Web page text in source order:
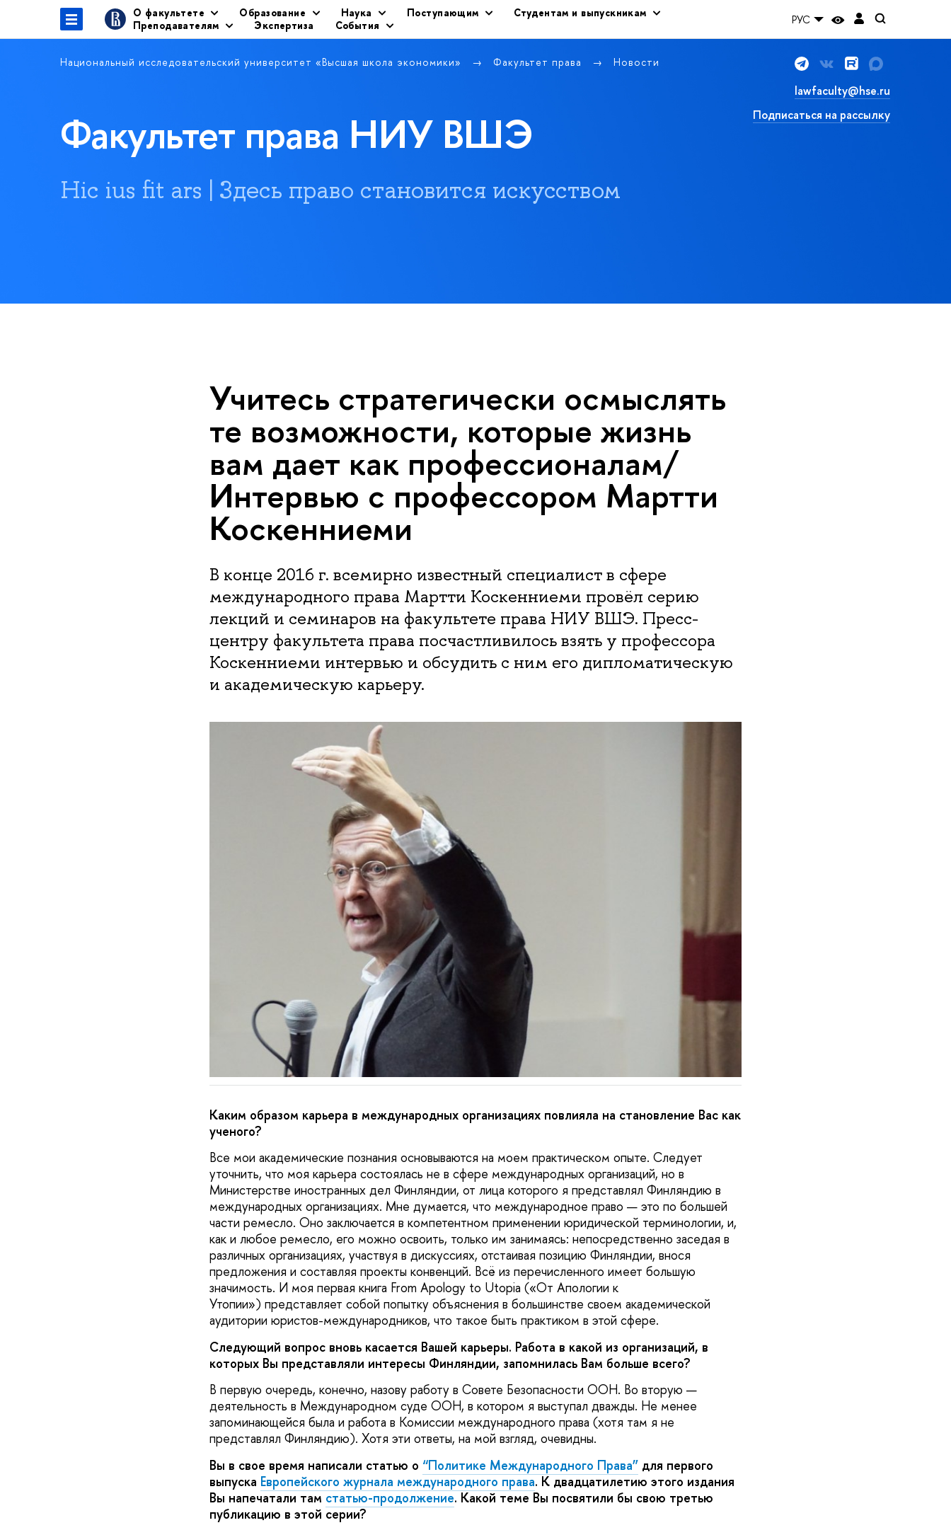
О факультете Образование Наука Поступающим
Студентам и выпускникам
Преподавателям
Экспертиза События РУС
Национальный исследовательский университет «Высшая школа экономики» Факультет права Новости
Факультет права НИУ ВШЭ
Hic ius fit ars | Здесь право становится искусством
lawfaculty@hse.ru
Подписаться на рассылку
Учитесь стратегически осмыслять
те возможности, которые жизнь
вам дает как профессионалам/
Интервью с профессором Мартти
Коскенниеми
В конце 2016 г. всемирно известный специалист в сфере
международного права Мартти Коскенниеми провёл серию
лекций и семинаров на факультете права НИУ ВШЭ. Пресс-
центру факультета права посчастливилось взять у профессора
Коскенниеми интервью и обсудить с ним его дипломатическую
и академическую карьеру.
Каким образом карьера в международных организациях повлияла на становление Вас как
ученого?
Все мои академические познания основываются на моем практическом опыте. Следует
уточнить, что моя карьера состоялась не в сфере международных организаций, но в
Министерстве иностранных дел Финляндии, от лица которого я представлял Финляндию в
международных организациях. Мне думается, что международное право — это по большей
части ремесло. Оно заключается в компетентном применении юридической терминологии, и,
как и любое ремесло, его можно освоить, только им занимаясь: непосредственно заседая в
различных организациях, участвуя в дискуссиях, отстаивая позицию Финляндии, внося
предложения и составляя проекты конвенций. Всё из перечисленного имеет большую
значимость. И моя первая книга From Apology to Utopia («От Апологии к
Утопии») представляет собой попытку объяснения в большинстве своем академической
аудитории юристов-международников, что такое быть практиком в этой сфере.
Следующий вопрос вновь касается Вашей карьеры. Работа в какой из организаций, в
которых Вы представляли интересы Финляндии, запомнилась Вам больше всего?
В первую очередь, конечно, назову работу в Совете Безопасности ООН. Во вторую —
деятельность в Международном суде ООН, в котором я выступал дважды. Не менее
запоминающейся была и работа в Комиссии международного права (хотя там я не
представлял Финляндию). Хотя эти ответы, на мой взгляд, очевидны.
Вы в свое время написали статью о “Политике Международного Права”для первого
выпуска Европейского журнала международного права. К двадцатилетию этого издания
Вы напечатали там статью-продолжение. Какой теме Вы посвятили бы свою третью
публикацию в этой серии?